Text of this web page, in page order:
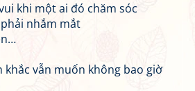
khi một ai đó chăm sóc
nhắm mắt
khắc vẫn muốn không bao giờ